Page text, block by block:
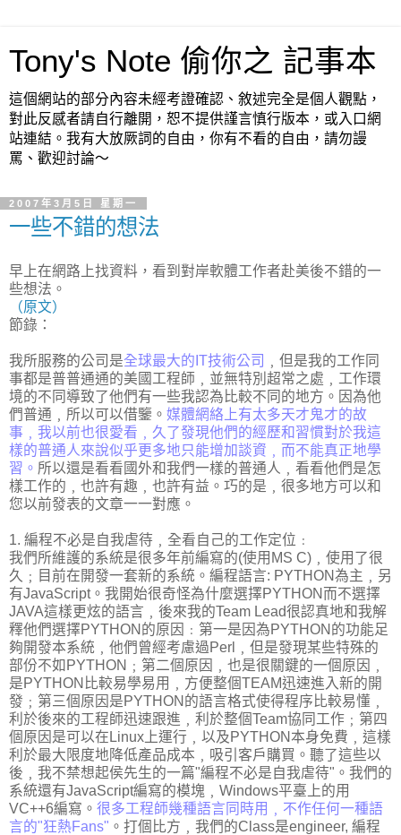
Tony's Note 偷你之 記事本
這個網站的部分內容未經考證確認、敘述完全是個人觀點，
對此反感者請自行離開，恕不提供謹言慎行版本，或入口網
站連結。我有大放厥詞的自由，你有不看的自由，請勿謾
罵、歡迎討論～
2007年3月5日 星期一
一些不錯的想法
早上在網路上找資料，看到對岸軟體工作者赴美後不錯的一
些想法。
（原文）
節錄：
我所服務的公司是全球最大的IT技術公司
﹐但是我的工作同
事都是普普通通的美國工程師﹐並無特別超常之處﹐工作環
境的不同導致了他們有一些我認為比較不同的地方。因為他
們普通﹐所以可以借鑒。 媒體網絡上有太多天才鬼才的故
事﹐我以前也很愛看﹐久了發現他們的經歷和習慣對於我這
樣的普通人來說似乎更多地只能增加談資﹐而不能真正地學
習。 所以還是看看國外和我們一樣的普通人﹐看看他們是怎
樣工作的﹐也許有趣﹐也許有益。巧的是﹐很多地方可以和
您以前發表的文章一一對應。
1. 編程不必是自我虐待﹐全看自己的工作定位﹕
我們所維護的系統是很多年前編寫的(使用MS C)﹐使用了很
久﹔目前在開發一套新的系統。編程語言: PYTHON為主﹐另
有JavaScript。我開始很奇怪為什麼選擇PYTHON而不選擇
JAVA這樣更炫的語言﹐後來我的Team Lead很認真地和我解
釋他們選擇PYTHON的原因﹕第一是因為PYTHON的功能足
夠開發本系統﹐他們曾經考慮過Perl﹐但是發現某些特殊的
部份不如PYTHON﹔第二個原因﹐也是很關鍵的一個原因﹐
是PYTHON比較易學易用﹐方便整個TEAM迅速進入新的開
發﹔第三個原因是PYTHON的語言格式使得程序比較易懂﹐
利於後來的工程師迅速跟進﹐利於整個Team協同工作﹔第四
個原因是可以在Linux上運行﹐以及PYTHON本身免費﹐這樣
利於最大限度地降低產品成本﹐吸引客戶購買。聽了這些以
後﹐我不禁想起侯先生的一篇"編程不必是自我虐待"。我們的
系統還有JavaScript編寫的模塊﹐Windows平臺上的用
VC++6編寫。 很多工程師幾種語言同時用﹐不作任何一種語
言的"狂熱Fans" 。打個比方﹐我們的Class是engineer, 編程